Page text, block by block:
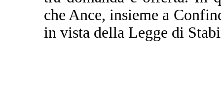
che Ance, insieme a
in vista della Legge di